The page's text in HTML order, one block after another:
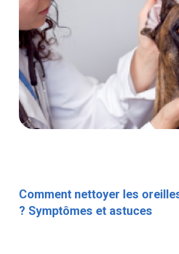
Comment nettoyer les
? Symptômes et astuces